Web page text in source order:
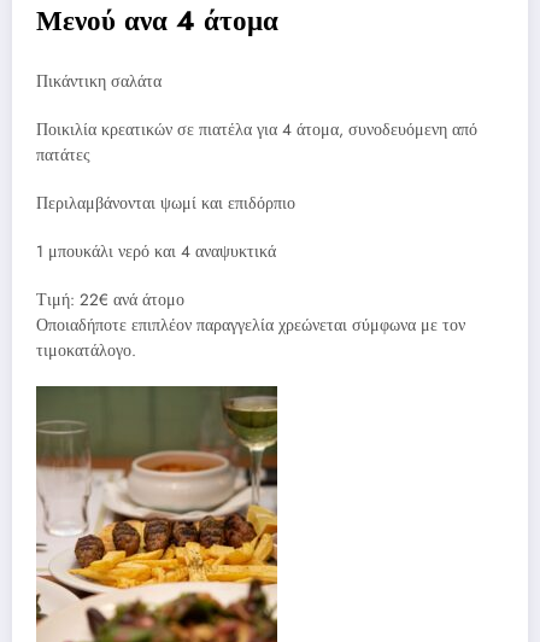
Μενού ανα 4 άτομα
Πικάντικη σαλάτα
Ποικιλία κρεατικών σε πιατέλα για 4 άτομα, συνοδευόμενη από
πατάτες
Περιλαμβάνονται ψωμί και επιδόρπιο
1 μπουκάλι νερό και 4 αναψυκτικά
Τιμή: 22€ ανά άτομο
Οποιαδήποτε επιπλέον παραγγελία χρεώνεται σύμφωνα με τον
τιμοκατάλογο.